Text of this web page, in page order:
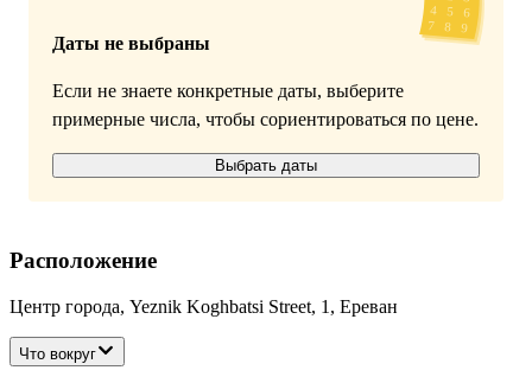
Даты не выбраны
Если не знаете конкретные даты, выберите
примерные числа, чтобы сориентироваться по цене.
Выбрать даты
Расположение
Центр города, Yeznik Koghbatsi Street, 1, Ереван
Что вокруг